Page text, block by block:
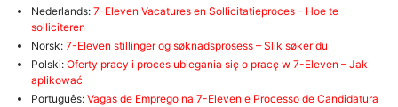
Nederlands: 7-Eleven Vacatures en Sollicitatieproces – Hoe te
solliciteren
Norsk: 7-Eleven stillinger og søknadsprosess – Slik søker du
Polski: Oferty pracy i proces ubiegania się o pracę w 7-Eleven – Jak
aplikować
Português: Vagas de Emprego na 7-Eleven e Processo de Candidatura